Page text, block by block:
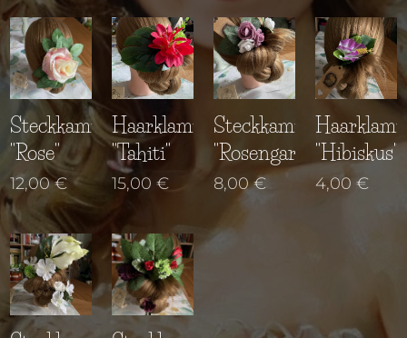
Steckkamm
"Rose"
12,00€
Haarklammer
"Tahiti"
15,00 €
Steckkamm
"Rosengarten"
8,00€
"Hibiskus"
4,00 €